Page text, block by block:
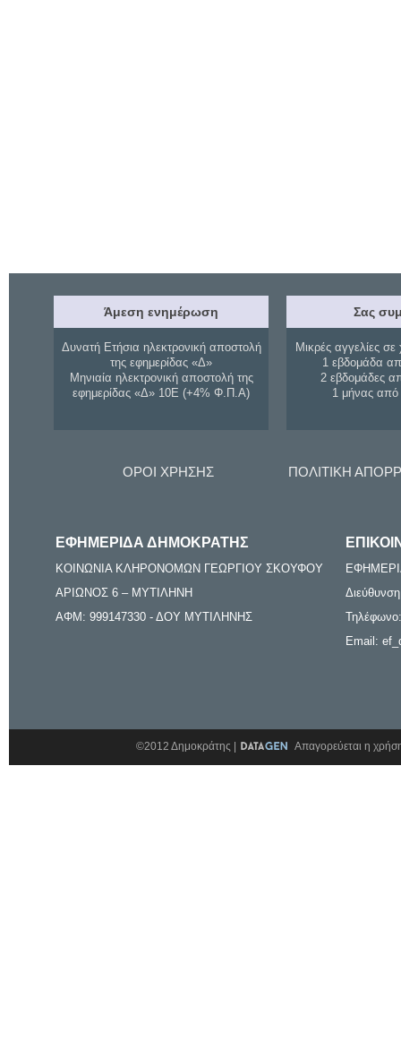
Άμεση ενημέρωση
Δυνατή Ετήσια ηλεκτρονική αποστολή
της εφημερίδας «Δ»
Μηνιαία ηλεκτρονική αποστολή της
εφημερίδας «Δ» 10Ε (+4% Φ.Π.Α)
Σας
Μικρές αγγελίες σε
1 εβδομάδα
2 εβδομάδες
1 μήνας
ΟΡΟΙ ΧΡΗΣΗΣ ΠΟΛΙΤΙΚΗ
ΕΦΗΜΕΡΙΔΑ ΔΗΜΟΚΡΑΤΗΣ
ΚΟΙΝΩΝΙΑ ΚΛΗΡΟΝΟΜΩΝ ΓΕΩΡΓΙΟΥ ΣΚΟΥΦΟΥ
ΑΡΙΩΝΟΣ 6 – ΜΥΤΙΛΗΝΗ
ΑΦΜ: 999147330 - ΔΟΥ ΜΥΤΙΛΗΝΗΣ
Email:
©2012 Δημοκράτης | Απαγορεύεται η